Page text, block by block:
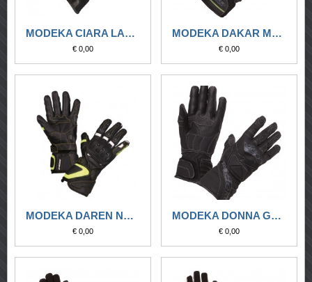
MODEKA CIARA LADY NERO
€ 0,00
MODEKA DAKAR MESH NERO
€ 0,00
MODEKA DAREN NERO-BIANCO-GIALLO
€ 0,00
MODEKA DONNA GUANTO KATE LADY NERO
€ 0,00